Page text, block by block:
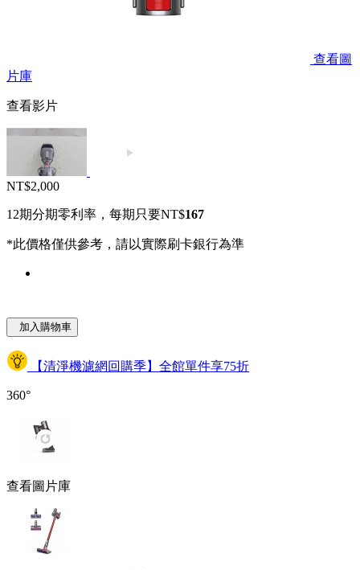
查看圖
片庫
查看影片
NT$2,000
12期分期零利率，每期只要NT$167
*此價格僅供參考，請以實際刷卡銀行為準
加入購物車
【清淨機濾網回購季】全館單件享75折
360°
查看圖片庫